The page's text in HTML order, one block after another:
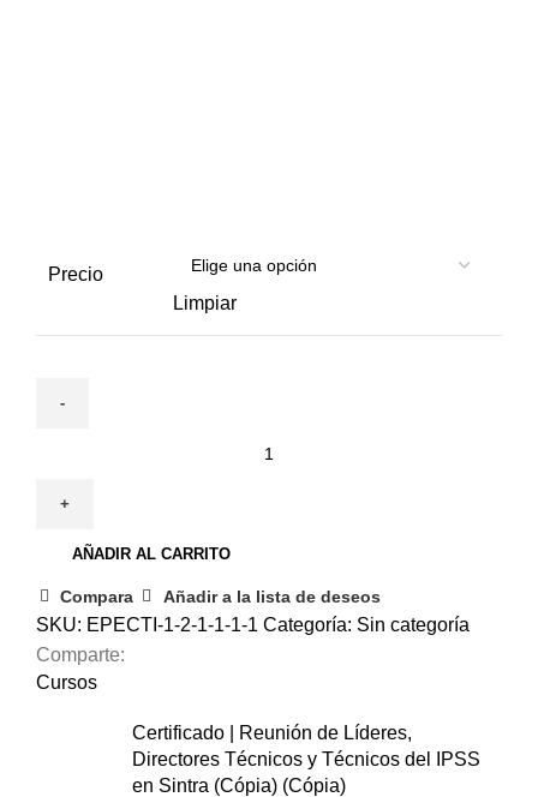
Precio
Limpiar
diciembre
Prevención
de
caídas
en
personas
AÑADIR AL CARRITO
Compara Añadir a la lista de deseos
SKU: EPECTI-1-2-1-1-1-1 Categoría: Sin categoría
Comparte:
Cursos
Certificado | Reunión de Líderes,
Directores Técnicos y Técnicos del IPSS
en Sintra (Cópia) (Cópia)